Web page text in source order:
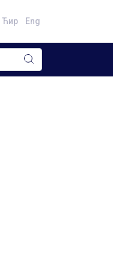
Ћир Eng